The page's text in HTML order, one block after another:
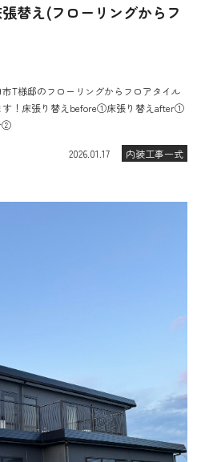
替え(フローリングからフ
T様邸のフローリングからフロアタイル
す！床張り替えbefore①床張り替えafter①
2026.01.17 内装工事一式